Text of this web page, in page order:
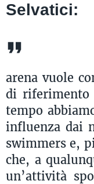
Selvatici:
arena vuole
di riferimento
tempo
influenza dai
swimmers e,
che, a
un’attività